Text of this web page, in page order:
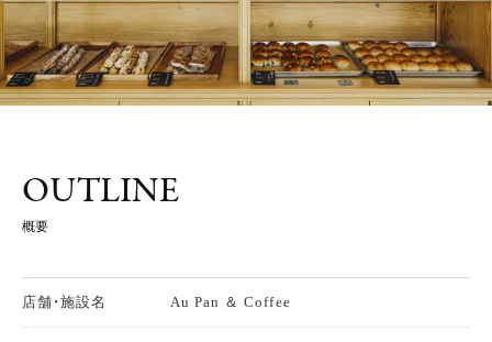
OUTLINE
概要
店舗・施設名 Au Pan ＆ Coffee